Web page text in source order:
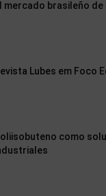
mercado brasileño
Lubes em Foco
como